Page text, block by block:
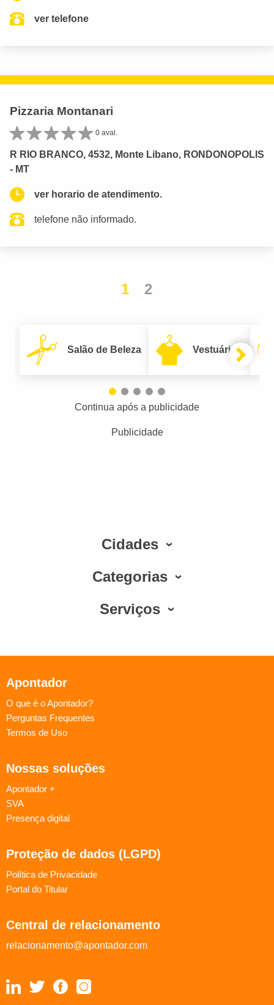
ver telefone
Pizzaria Montanari
0 aval.
R RIO BRANCO, 4532, Monte Libano, RONDONOPOLIS
- MT
ver horario de atendimento.
telefone não informado.
1 2
Salão de Beleza Vestuário
Continua após a publicidade
Publicidade
Cidades
Categorias
Serviços
Apontador
O que é o Apontador?
Perguntas Frequentes
Termos de Uso
Nossas soluções
Apontador +
SVA
Presença digital
Proteção de dados (LGPD)
Política de Privacidade
Portal do Titular
Central de relacionamento
relacionamento@apontador.com